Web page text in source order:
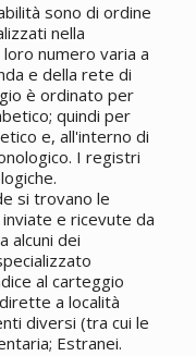
sono di ordine
nella
numero varia a
e della rete di
è ordinato per
quindi per
e, all'interno di
I registri
si trovano le
e ricevute da
alcuni dei
al carteggio
a località
diversi (tra cui le
Estranei.